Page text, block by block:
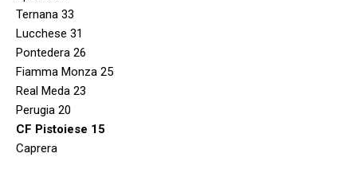
Ternana 33
Lucchese 31
Pontedera 26
Fiamma Monza 25
Real Meda 23
Perugia 20
CF Pistoiese 15
Caprera